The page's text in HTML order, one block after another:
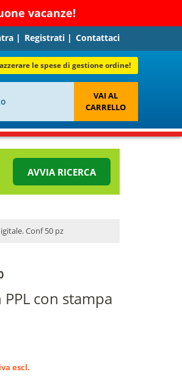
vacanze!
| Registrati| Contattaci
le spese di gestione ordine!
VAI AL
CARRELLO
AVVIA RICERCA
Conf 50 pz
con stampa
iva escl.